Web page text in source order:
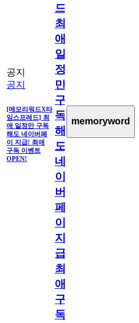
공지
공지
[메모리워드X타
임스프레드] 최
애 일정만 구독
해도 네이버페
이 지급! 최애
구독 이벤트
OPEN!
드]
최
애
일
정
만
구
독
해
도
네
이
버
페
이
지
급!
최
애
구
독
memoryword